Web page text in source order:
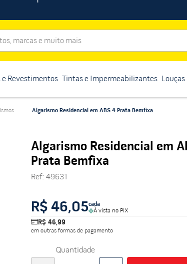
e muito mais
e Revestimentos Tintas e Impermeabilizantes
Algarismo Residencial em ABS 4 Prata Bemfixa
Algarismo Residencial em
Prata Bemfixa
Ref: 49631
R$ 46,05cada
À vista no PIX
R$ 46,99
em outras formas de pagamento
Quantidade